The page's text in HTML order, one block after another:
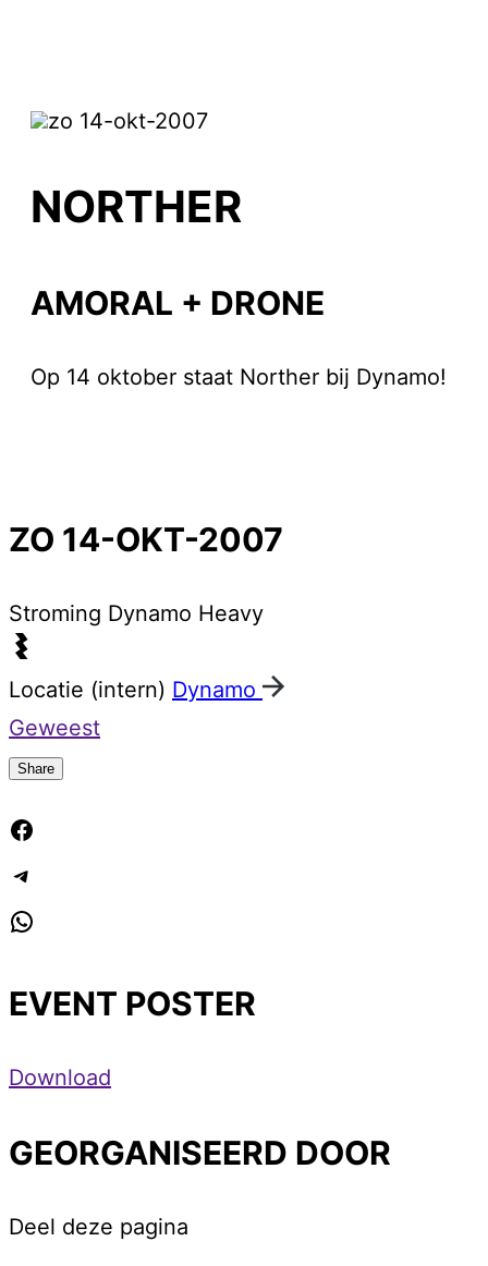
zo 14-okt-2007
NORTHER
AMORAL + DRONE
Op 14 oktober staat Norther bij Dynamo!
ZO 14-OKT-2007
Stroming Dynamo Heavy
Locatie (intern) Dynamo
Geweest
Share
EVENT POSTER
Download
GEORGANISEERD DOOR
Deel deze pagina